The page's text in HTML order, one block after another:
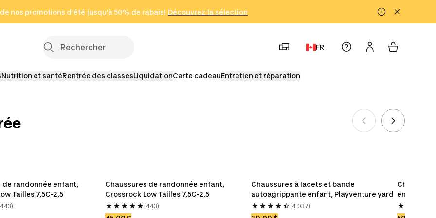
nos promotions d'été jusqu'à 50% de rabais! Découvrez la sélection
Cliquez ici
en seulement 2 h!
(Zones sélectionnées)
FR
Nutrition et santéRentrée des classesLiquidationCarte cadeauEntretien et réparation
Souliers Accessoires
Uniformes de judo Uniformes de karaté
de randonnée enfant,
Tailles 7,5C-2,5
Chaussures de randonnée enfant,
Crossrock Low Tailles 7,5C-2,5
(443)
Chaussures à lacets et bande
autoagrippante enfant, Playventure yard
(4 037)
enfant,